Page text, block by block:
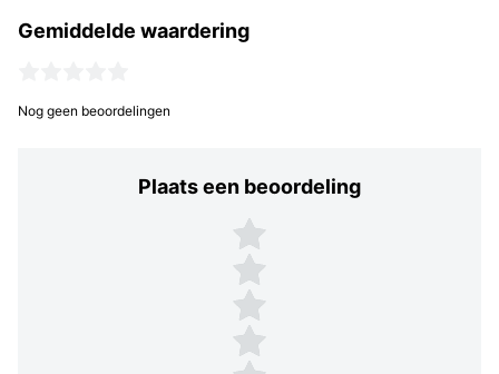
Gemiddelde waardering
Nog geen beoordelingen
Plaats een beoordeling
Plaats een beoordeling
5 sterren
4 sterren
3 sterren
2 sterren